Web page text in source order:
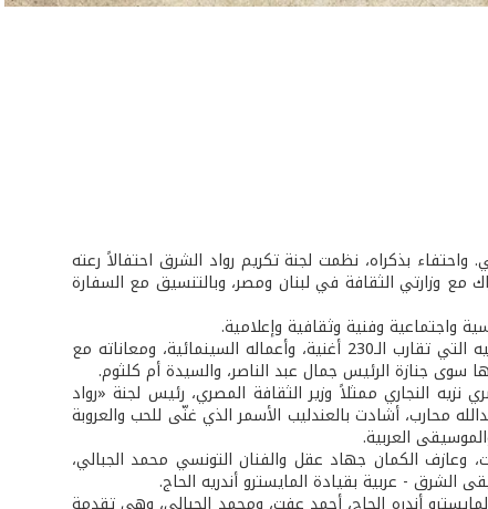
واحتفاء بذكراه، نظمت لجنة تكريم رواد الشرق احتفالاً رعته
مع وزارتي الثقافة في لبنان ومصر، وبالتنسيق مع السفارة
واجتماعية وفنية وثقافية وإعلامية.
بعد النشيد الوطني، عرض فيلم وثائقي عن حياة العندليب الأسمر (1929- 1977)، وأغانيه التي تقارب الـ230 أغنية، وأعماله السينمائية، ومعاناته مع
جنازة الرئيس جمال عبد الناصر، والسيدة أم كلثوم.
النجاري ممثلاً وزير الثقافة المصري، رئيس لجنة «رواد
محارب، أشادت بالعندليب الأسمر الذي غنّى للحب والعروبة
العربية.
وعازف الكمان جهاد عقل والفنان التونسي محمد الجبالي،
الشرق - عربية بقيادة المايسترو أندريه الحاج.